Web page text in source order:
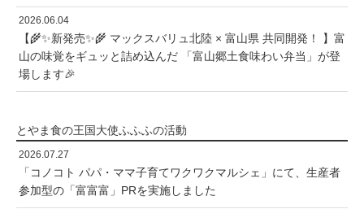
2026.06.04
【🌾✨新発売✨🌾 マックスバリュ北陸 × 富山県 共同開発！ 】富
山の味覚をギュッと詰め込んだ 「富山郷土食味わい弁当」が登
場します🎉
とやま食の王国大使ふふふの活動
2026.07.27
「コノコト パパ・ママ子育てワクワクマルシェ」にて、生産者
参加型の「富富富」PRを実施しました